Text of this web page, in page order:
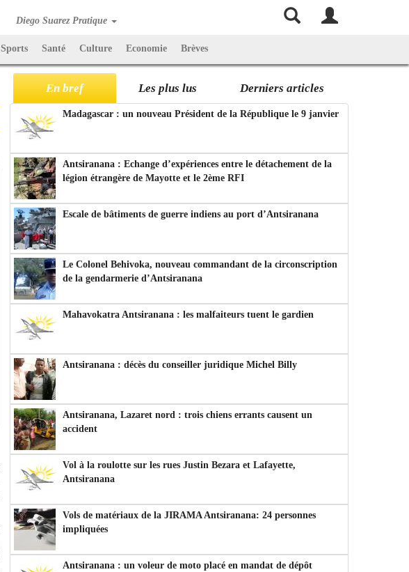
Diego Suarez Pratique
Sports Santé Culture Economie Brèves
En bref Les plus lus Derniers articles
Madagascar : un nouveau Président de la République le 9 janvier
Antsiranana : Echange d’expériences entre le détachement de la
légion étrangère de Mayotte et le 2ème RFI
Escale de bâtiments de guerre indiens au port d’Antsiranana
Le Colonel Behivoka, nouveau commandant de la circonscription
de la gendarmerie d’Antsiranana
Mahavokatra Antsiranana : les malfaiteurs tuent le gardien
Antsiranana : décès du conseiller juridique Michel Billy
Antsiranana, Lazaret nord : trois chiens errants causent un
accident
Vol à la roulotte sur les rues Justin Bezara et Lafayette,
Antsiranana
Vols de matériaux de la JIRAMA Antsiranana: 24 personnes
impliquées
Antsiranana : un voleur de moto placé en mandat de dépôt